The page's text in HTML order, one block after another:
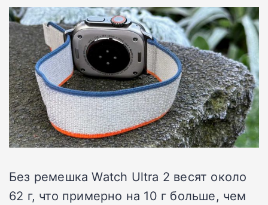
Без ремешка Watch Ultra 2 весят около
62 г, что примерно на 10 г больше, чем